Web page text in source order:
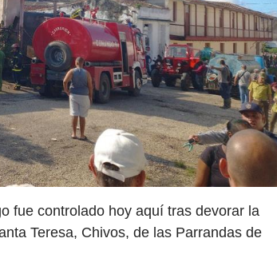
fue controlado hoy aquí tras devorar la
Teresa, Chivos, de las Parrandas de